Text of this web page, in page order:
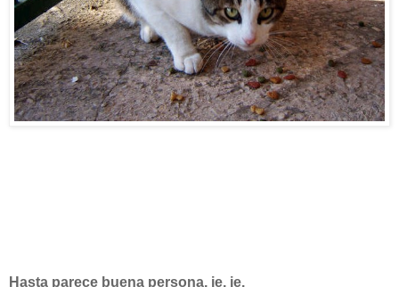
Hasta parece buena persona, je, je.